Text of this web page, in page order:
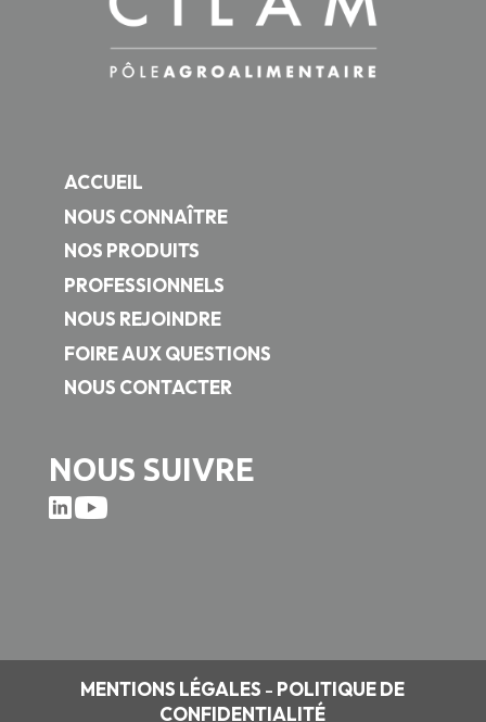
ACCUEIL
NOUS CONNAÎTRE
NOS PRODUITS
PROFESSIONNELS
NOUS REJOINDRE
FOIRE AUX QUESTIONS
NOUS CONTACTER
NOUS SUIVRE
MENTIONS LÉGALES - POLITIQUE DE
CONFIDENTIALITÉ